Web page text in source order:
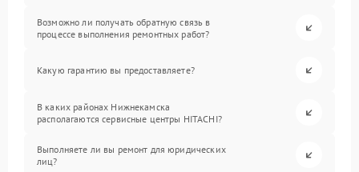
Возможно ли получать обратную связь в
процессе выполнения ремонтных работ?
Какую гарантию вы предоставляете?
В каких районах Нижнекамска
располагаются сервисные центры HITACHI?
Выполняете ли вы ремонт для юридических
лиц?